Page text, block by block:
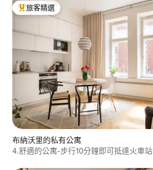
旅客精選榜首
旅客精選
布納沃里的私有公寓
4.舒適的公寓-步行10分鐘即可抵達火車站